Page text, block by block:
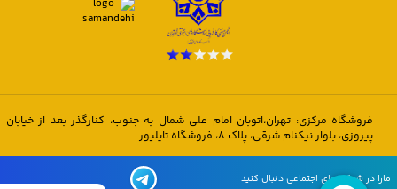
فروشگاه مرکزی: تهران،اتوبان امام علی شمال به جنوب، کنارگذر بعد از خیابان
پیروزی، بلوار نیکنام شرقی، پلاک 8، فروشگاه تایلیور
مارا در شبکه های اجتماعی دنبال کنید